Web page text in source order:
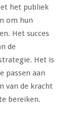
het publiek
om hun
Het succes
de
Het is
passen aan
van de kracht
bereiken.